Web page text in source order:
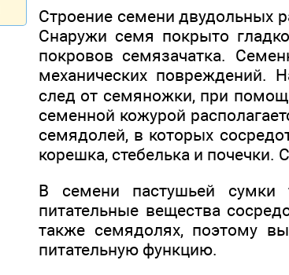
Строение семени двудольных
Снаружи семя покрыто
покровов семязачатка.
механических повреждений.
след от семяножки, при
семенной кожурой
семядолей, в которых
корешка, стебелька и
В семени пастушьей сумки
питательные вещества
также семядолях, поэтому
питательную функцию.